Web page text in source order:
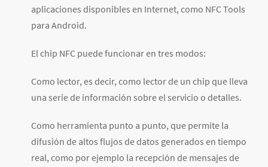
aplicaciones disponibles en Internet, como NFC Tools
para Android.
El chip NFC puede funcionar en tres modos:
Como lector, es decir, como lector de un chip que lleva
una serie de información sobre el servicio o detalles.
Como herramienta punto a punto, que permite la
difusión de altos flujos de datos generados en tiempo
real, como por ejemplo la recepción de mensajes de